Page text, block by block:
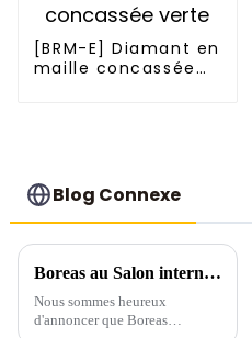
[BRM-E] Diamant en
maille concassée
Blog Connexe
Boreas au Salon international des abrasifs et du meulage de Chine 2015
Nous sommes heureux
d'annoncer que Boreas